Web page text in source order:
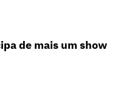
de mais um show